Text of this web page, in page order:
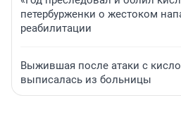
петербурженки о жестоком
реабилитации
Выжившая после атаки с
выписалась из больницы